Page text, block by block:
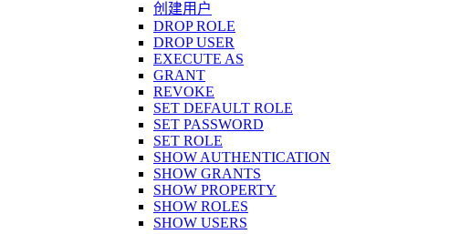
创建用户
DROP ROLE
DROP USER
EXECUTE AS
GRANT
REVOKE
SET DEFAULT ROLE
SET PASSWORD
SET ROLE
SHOW AUTHENTICATION
SHOW GRANTS
SHOW PROPERTY
SHOW ROLES
SHOW USERS